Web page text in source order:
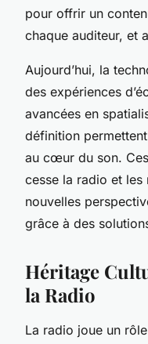
pour offrir un
chaque auditeur, et
Aujourd’hui, la
des expériences
avancées en
définition
au cœur du son.
cesse la radio et
nouvelles
grâce à des
Héritage
la Radio
La radio joue un